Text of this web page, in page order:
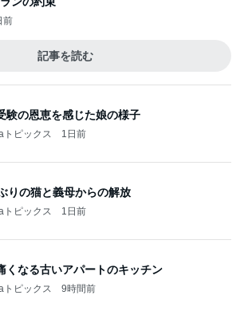
前
記事を読む
験の恩恵を感じた娘の様子
トピックス 1日前
りの猫と義母からの解放
トピックス 1日前
くなる古いアパートのキッチン
トピックス 9時間前